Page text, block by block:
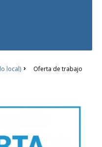
local)
Oferta de trabajo